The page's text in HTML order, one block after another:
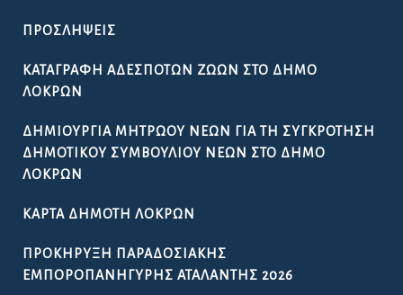
ΠΡΟΣΛΉΨΕΙΣ
ΚΑΤΑΓΡΑΦΉ ΑΔΈΣΠΟΤΩΝ ΖΏΩΝ ΣΤΟ ΔΉΜΟ
ΛΟΚΡΏΝ
ΔΗΜΙΟΥΡΓΊΑ ΜΗΤΡΏΟΥ ΝΈΩΝ ΓΙΑ ΤΗ ΣΥΓΚΡΌΤΗΣΗ
ΔΗΜΟΤΙΚΟΎ ΣΥΜΒΟΥΛΊΟΥ ΝΈΩΝ ΣΤΟ ΔΉΜΟ
ΛΟΚΡΏΝ
ΚΆΡΤΑ ΔΗΜΌΤΗ ΛΟΚΡΏΝ
ΠΡΟΚΉΡΥΞΗ ΠΑΡΑΔΟΣΙΑΚΉΣ
ΕΜΠΟΡΟΠΑΝΉΓΥΡΗΣ ΑΤΑΛΆΝΤΗΣ 2026